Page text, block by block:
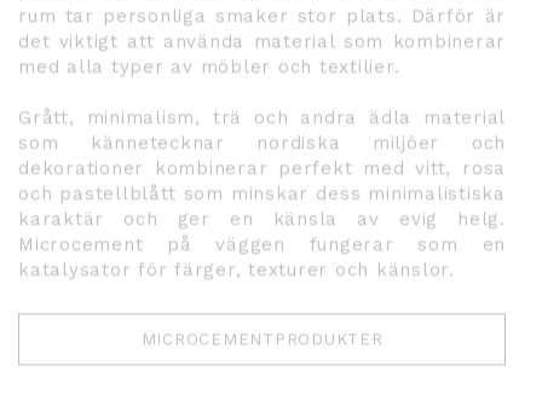
rum tar personliga smaker stor plats. Därför är
det viktigt att använda material som kombinerar
med alla typer av möbler och textilier.
Grått, minimalism, trä och andra ädla material
som kännetecknar nordiska miljöer och
dekorationer kombinerar perfekt med vitt, rosa
och pastellblått som minskar dess minimalistiska
karaktär och ger en känsla av evig helg.
Microcement på väggen fungerar som en
katalysator för färger, texturer och känslor.
MICROCEMENTPRODUKTER